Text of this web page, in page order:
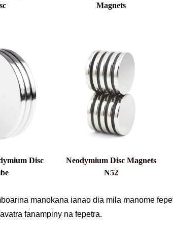
Magnets
Disc
Neodymium Disc Magnets
N52
manokana ianao dia mila manome
fanampiny na fepetra.